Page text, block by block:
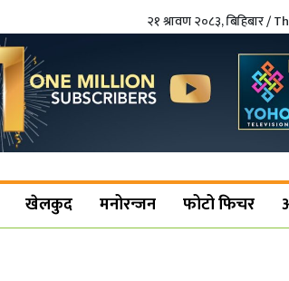
२१ श्रावण २०८३, बिहिबार /
खेलकुद मनोरन्जन फोटो फिचर